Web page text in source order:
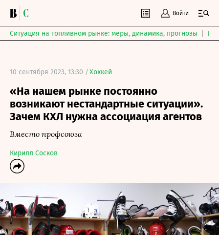
Войти
Ситуация на топливном рынке: меры, динамика, прогнозы
10 сентября 2023, 13:30 /Хоккей
«На нашем рынке постоянно
возникают нестандартные ситуации».
Зачем КХЛ нужна ассоциация агентов
Вместо профсоюза
Кирилл Сосков